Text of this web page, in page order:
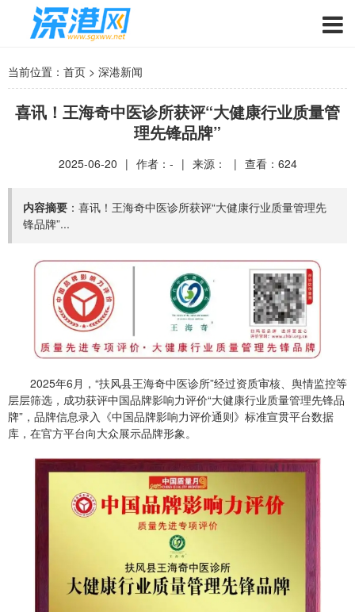
当前位置： 首页 > 深港新闻
喜讯！王海奇中医诊所获评“大健康行业质量管
理先锋品牌”
2025-06-20 | 作者：- | 来源： | 查看： 624
内容摘要 ：喜讯！王海奇中医诊所获评“大健康行业质量管理先
锋品牌”...
2025年6月，“扶风县王海奇中医诊所”经过资质审核、舆情监控等
层层筛选，成功获评中国品牌影响力评价“大健康行业质量管理先锋品
牌”，品牌信息录入《中国品牌影响力评价通则》标准宣贯平台数据
库，在官方平台向大众展示品牌形象。